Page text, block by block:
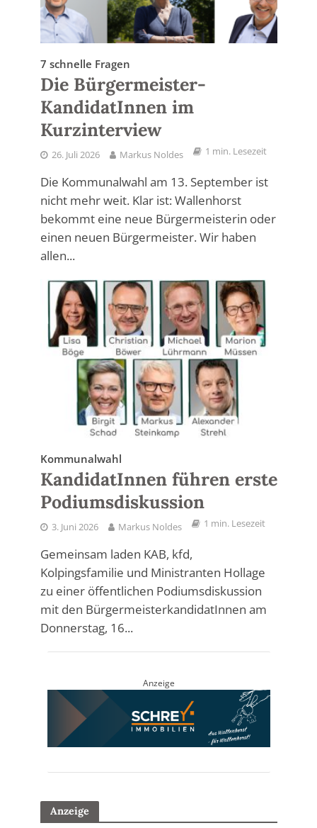
7 schnelle Fragen
Die Bürgermeister-
KandidatInnen im
Kurzinterview
26. Juli 2026 Markus Noldes 1 min. Lesezeit
Die Kommunalwahl am 13. September ist
nicht mehr weit. Klar ist: Wallenhorst
bekommt eine neue Bürgermeisterin oder
einen neuen Bürgermeister. Wir haben
allen...
Kommunalwahl
KandidatInnen führen erste
Podiumsdiskussion
3. Juni 2026 Markus Noldes 1 min. Lesezeit
Gemeinsam laden KAB, kfd,
Kolpingsfamilie und Ministranten Hollage
zu einer öffentlichen Podiumsdiskussion
mit den BürgermeisterkandidatInnen am
Donnerstag, 16...
Anzeige
Anzeige